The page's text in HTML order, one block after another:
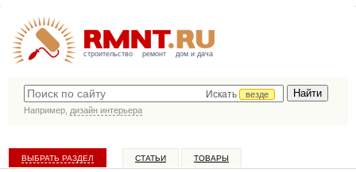
строительство ремонт дом и дача
Искать
везде
Например, дизайн интерьера
ВЫБРАТЬ РАЗДЕЛ СТАТЬИ ТОВАРЫ